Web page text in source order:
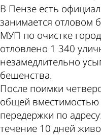
В Пензе есть
занимается отловом
МУП по очистке
отловлено 1 340
незамедлительно
бешенства.
После поимки
общей вместимостью
передержки по
течение 10 дней